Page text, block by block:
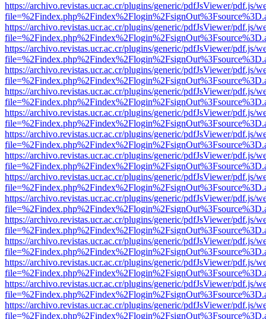
https://archivo.revistas.ucr.ac.cr/plugins/generic/pdfJsViewer/pdf.js/
https://archivo.revistas.ucr.ac.cr/plugins/generic/pdfJsViewer/pdf.js/
https://archivo.revistas.ucr.ac.cr/plugins/generic/pdfJsViewer/pdf.js/
https://archivo.revistas.ucr.ac.cr/plugins/generic/pdfJsViewer/pdf.js/
https://archivo.revistas.ucr.ac.cr/plugins/generic/pdfJsViewer/pdf.js/
https://archivo.revistas.ucr.ac.cr/plugins/generic/pdfJsViewer/pdf.js/
https://archivo.revistas.ucr.ac.cr/plugins/generic/pdfJsViewer/pdf.js/
https://archivo.revistas.ucr.ac.cr/plugins/generic/pdfJsViewer/pdf.js/
https://archivo.revistas.ucr.ac.cr/plugins/generic/pdfJsViewer/pdf.js/
https://archivo.revistas.ucr.ac.cr/plugins/generic/pdfJsViewer/pdf.js/
https://archivo.revistas.ucr.ac.cr/plugins/generic/pdfJsViewer/pdf.js/
https://archivo.revistas.ucr.ac.cr/plugins/generic/pdfJsViewer/pdf.js/
https://archivo.revistas.ucr.ac.cr/plugins/generic/pdfJsViewer/pdf.js/
https://archivo.revistas.ucr.ac.cr/plugins/generic/pdfJsViewer/pdf.js/
https://archivo.revistas.ucr.ac.cr/plugins/generic/pdfJsViewer/pdf.js/